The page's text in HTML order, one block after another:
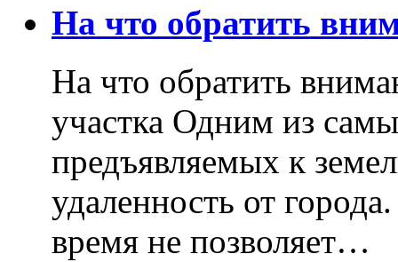
На что обратить
На что обратить
участка Одним из
предъявляемых к
удаленность от
время не позволяет…